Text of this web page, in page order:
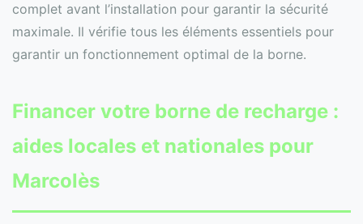
complet avant l’installation pour garantir la sécurité
maximale. Il vérifie tous les éléments essentiels pour
garantir un fonctionnement optimal de la borne.
Financer votre borne de recharge :
aides locales et nationales pour
Marcolès